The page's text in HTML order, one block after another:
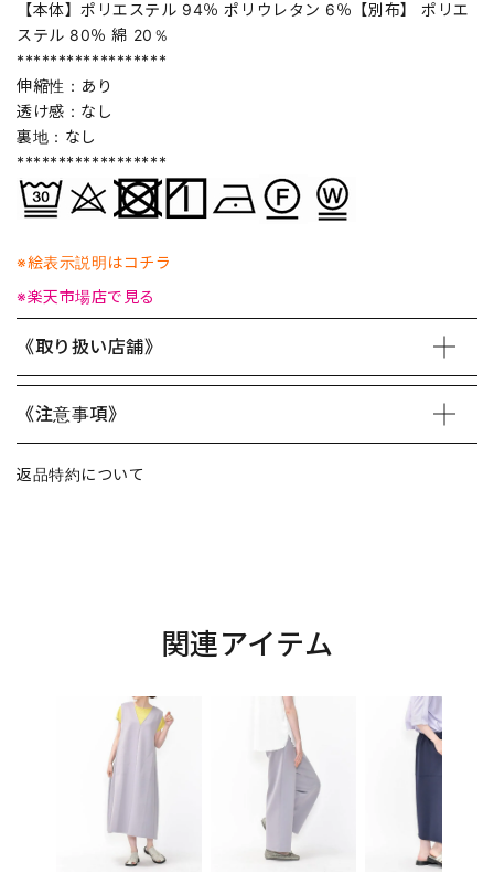
【本体】ポリエステル 94％ ポリウレタン 6％【別布】 ポリエ
ステル 80％ 綿 20％
******************
伸縮性：あり
透け感：なし
裏地：なし
******************
※絵表示説明はコチラ
※楽天市場店で見る
《取り扱い店舗》
《注意事項》
返品特約について
関連アイテム